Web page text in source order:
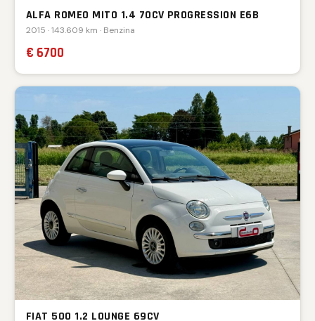
ALFA ROMEO MITO 1.4 70CV PROGRESSION E6B
2015 · 143.609 km · Benzina
€ 6700
FIAT 500 1.2 LOUNGE 69CV